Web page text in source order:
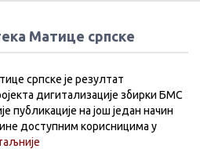
Матице српске
српске је резултат
дигитализације збирки БМС
публикације на још један начин
доступним корисницима у